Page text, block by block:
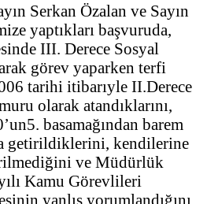
Serkan Özalan ve Sayın
yaptıkları başvuruda,
III. Derece Sosyal
görev yaparken terfi
tarihi itibarıyle II.Derece
olarak atandıklarını,
basamağından barem
getirildiklerini, kendilerine
ve Müdürlük
Kamu Görevlileri
yanlış yorumlandığını